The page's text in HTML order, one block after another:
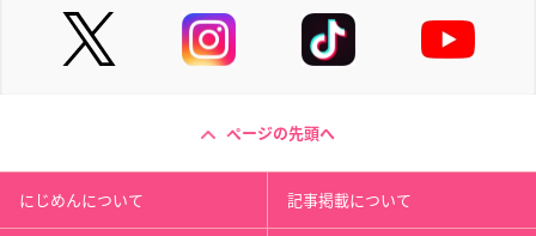
ページの先頭へ
にじめんについて 記事掲載について